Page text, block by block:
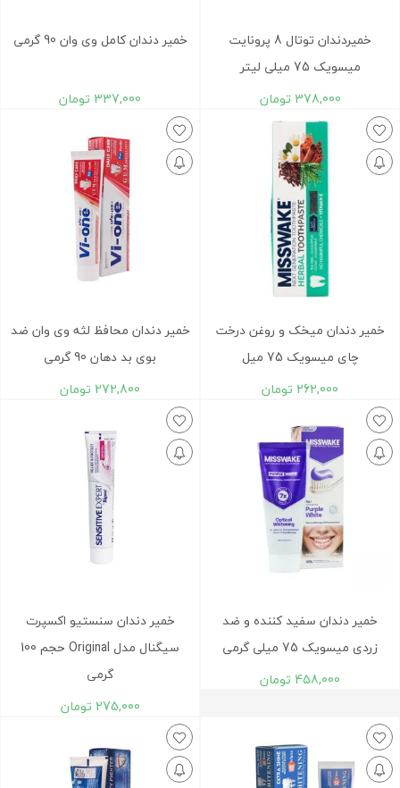
خمیردندان توتال 8 پرونایت
میسویک 75 میلی لیتر
378,000 تومان
خمیر دندان کامل وی وان 90 گرمی
337,000 تومان
خمیر دندان میخک و روغن درخت
چای میسویک 75 میل
262,000 تومان
خمیر دندان محافظ لثه وی وان ضد
بوی بد دهان 90 گرمی
272,800 تومان
خمیر دندان سفید کننده و ضد
زردی میسویک 75 میلی گرمی
458,000 تومان
خمیر دندان سنستیو اکسپرت
سیگنال مدل Original حجم 100
گرمی
275,000 تومان